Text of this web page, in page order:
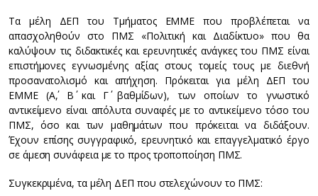
Τα μέλη ΔΕΠ του Τμήματος ΕΜΜΕ που προβλέπεται να
απασχοληθούν στο ΠΜΣ «Πολιτική και Διαδίκτυο» που θα
καλύψουν τις διδακτικές και ερευνητικές ανάγκες του ΠΜΣ είναι
επιστήμονες εγνωσμένης αξίας στους τομείς τους με διεθνή
προσανατολισμό και απήχηση. Πρόκειται για μέλη ΔΕΠ του
ΕΜΜΕ (Α΄, Β΄ και Γ΄ βαθμίδων), των οποίων το γνωστικό
αντικείμενο είναι απόλυτα συναφές με το αντικείμενο τόσο του
ΠΜΣ, όσο και των μαθημάτων που πρόκειται να διδάξουν.
Έχουν επίσης συγγραφικό, ερευνητικό και επαγγελματικό έργο
σε άμεση συνάφεια με το προς τροποποίηση ΠΜΣ.
Συγκεκριμένα, τα μέλη ΔΕΠ που στελεχώνουν το ΠΜΣ: